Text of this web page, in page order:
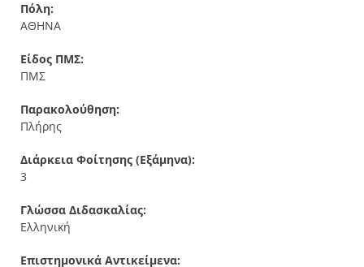
Πόλη:
ΑΘΗΝΑ
Είδος ΠΜΣ:
ΠΜΣ
Παρακολούθηση:
Πλήρης
Διάρκεια Φοίτησης (Εξάμηνα):
3
Γλώσσα Διδασκαλίας:
Ελληνική
Επιστημονικά Αντικείμενα: